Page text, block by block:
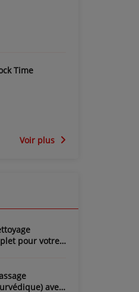
Time
Voir plus
pour votre
avec